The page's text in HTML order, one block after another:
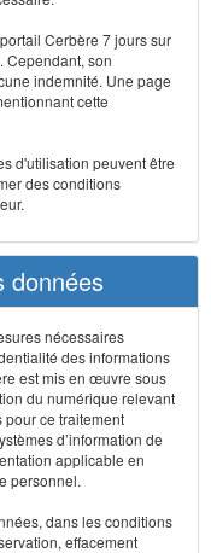
Cerbère 7 jours sur
Cependant, son
indemnité. Une page
cette
d'utilisation peuvent être
des conditions
données
nécessaires
des informations
est mis en œuvre sous
du numérique relevant
ce traitement
d’information de
applicable en
personnel.
dans les conditions
effacement